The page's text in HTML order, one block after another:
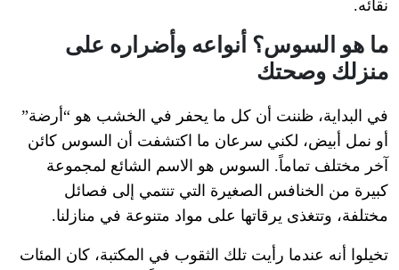
نقائه.
ما هو السوس؟ أنواعه وأضراره على
منزلك وصحتك
في البداية، ظننت أن كل ما يحفر في الخشب هو “أرضة”
أو نمل أبيض، لكني سرعان ما اكتشفت أن السوس كائن
آخر مختلف تماماً. السوس هو الاسم الشائع لمجموعة
كبيرة من الخنافس الصغيرة التي تنتمي إلى فصائل
مختلفة، وتتغذى يرقاتها على مواد متنوعة في منازلنا.
تخيلوا أنه عندما رأيت تلك الثقوب في المكتبة، كان المئات